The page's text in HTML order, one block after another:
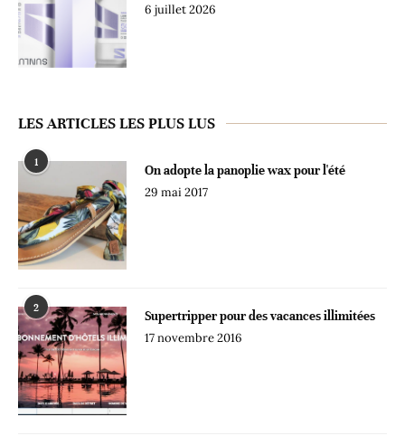
6 juillet 2026
LES ARTICLES LES PLUS LUS
1
On adopte la panoplie wax pour l'été
29 mai 2017
2
Supertripper pour des vacances illimitées
17 novembre 2016